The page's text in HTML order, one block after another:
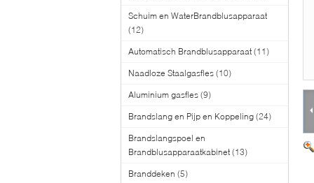
Schuim en WaterBrandblusapparaat
(12)
Automatisch Brandblusapparaat (11)
Naadloze Staalgasfles (10)
Aluminium gasfles (9)
Brandslang en Pijp en Koppeling (24)
Brandslangspoel en
Brandblusapparaatkabinet (13)
Branddeken (5)